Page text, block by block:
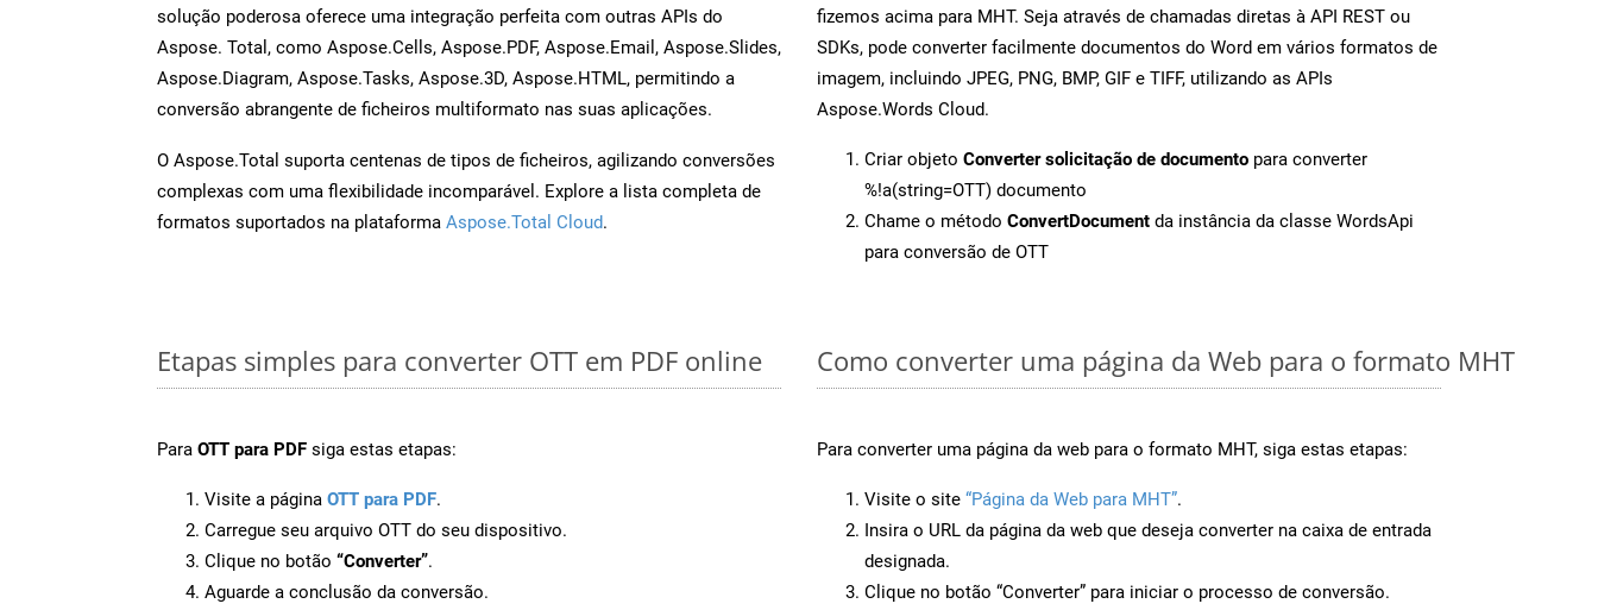
solução poderosa oferece uma integração perfeita com outras APIs do
Aspose. Total, como Aspose.Cells, Aspose.PDF, Aspose.Email, Aspose.Slides,
Aspose.Diagram, Aspose.Tasks, Aspose.3D, Aspose.HTML, permitindo a
conversão abrangente de ficheiros multiformato nas suas aplicações.
O Aspose.Total suporta centenas de tipos de ficheiros, agilizando conversões
complexas com uma flexibilidade incomparável. Explore a lista completa de
formatos suportados na plataforma Aspose.Total Cloud.
fizemos acima para MHT. Seja através de chamadas diretas à API REST ou
SDKs, pode converter facilmente documentos do Word em vários formatos de
imagem, incluindo JPEG, PNG, BMP, GIF e TIFF, utilizando as APIs
Aspose.Words Cloud.
Criar objeto Converter solicitação de documento para converter
%!a(string=OTT) documento
Chame o método ConvertDocument da instância da classe WordsApi
para conversão de OTT
Etapas simples para converter OTT em PDF online
Para OTT para PDF siga estas etapas:
Visite a página OTT para PDF.
Carregue seu arquivo OTT do seu dispositivo.
Clique no botão “Converter”.
Aguarde a conclusão da conversão.
Como converter uma página da Web para o formato MHT
Para converter uma página da web para o formato MHT, siga estas etapas:
Visite o site “Página da Web para MHT”.
Insira o URL da página da web que deseja converter na caixa de entrada
designada.
Clique no botão “Converter” para iniciar o processo de conversão.